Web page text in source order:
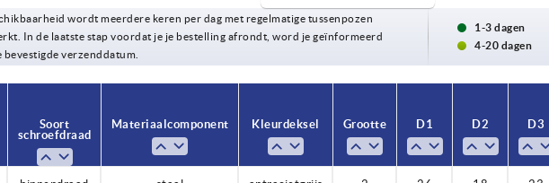
lichtgrijs
wordt meerdere keren per dag met regelmatige tussenpozen
In de laatste stap voordat je je bestelling afrondt, word je geïnformeerd
bevestigde verzenddatum.
1-3 dagen
4-20 dagen
Soort
schroefdraad
Materiaal component Kleur deksel Grootte D1 D2 D3
Soort
schroefdraad
Materiaal component Kleur deksel Grootte D1 D2 D3